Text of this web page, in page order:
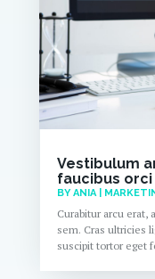
Vestibulum
faucibus
BYANIA|
Curabitur arcu erat,
sem. Cras ultricies
suscipit tortor eget